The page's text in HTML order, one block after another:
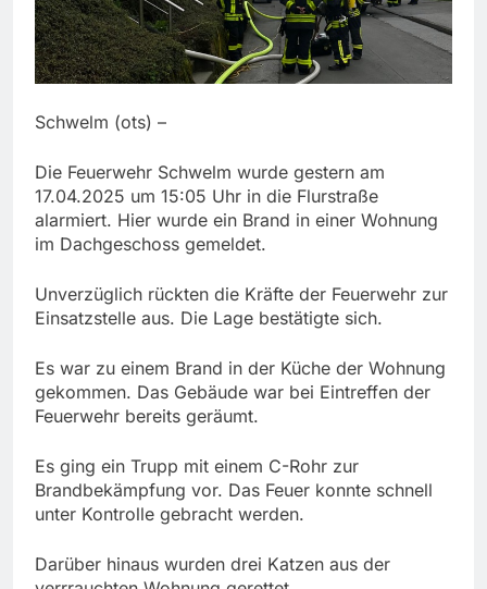
Schwelm (ots) –
Die Feuerwehr Schwelm wurde gestern am
17.04.2025 um 15:05 Uhr in die Flurstraße
alarmiert. Hier wurde ein Brand in einer Wohnung
im Dachgeschoss gemeldet.
Unverzüglich rückten die Kräfte der Feuerwehr zur
Einsatzstelle aus. Die Lage bestätigte sich.
Es war zu einem Brand in der Küche der Wohnung
gekommen. Das Gebäude war bei Eintreffen der
Feuerwehr bereits geräumt.
Es ging ein Trupp mit einem C-Rohr zur
Brandbekämpfung vor. Das Feuer konnte schnell
unter Kontrolle gebracht werden.
Darüber hinaus wurden drei Katzen aus der